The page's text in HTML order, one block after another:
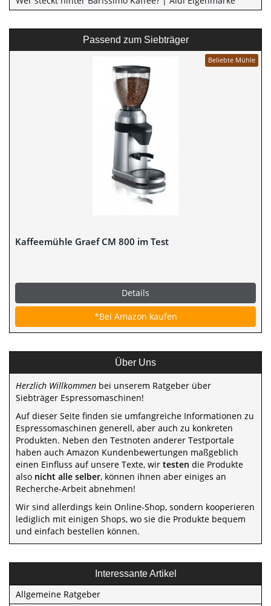
Passend zum Siebträger
Beliebte Mühle
Kaffeemühle Graef CM 800 im Test
Details
*Bei Amazon kaufen
Über Uns
Herzlich Willkommen bei unserem Ratgeber über
Siebträger Espressomaschinen!
Auf dieser Seite finden sie umfangreiche Informationen zu
Espressomaschinen generell, aber auch zu konkreten
Produkten. Neben den Testnoten anderer Testportale
haben auch Amazon Kundenbewertungen maßgeblich
einen Einfluss auf unsere Texte, wir testen die Produkte
also nicht alle selber, können ihnen aber einiges an
Recherche-Arbeit abnehmen!
Wir sind allerdings kein Online-Shop, sondern kooperieren
lediglich mit einigen Shops, wo sie die Produkte bequem
und einfach bestellen können.
Interessante Artikel
Allgemeine Ratgeber